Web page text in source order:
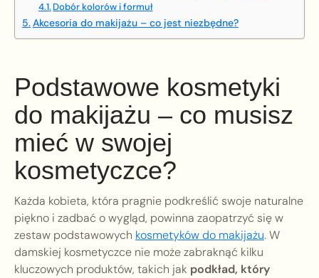
Dobór kolorów i formuł
Akcesoria do makijażu – co jest niezbędne?
Podstawowe kosmetyki
do makijażu – co musisz
mieć w swojej
kosmetyczce?
Każda kobieta, która pragnie podkreślić swoje naturalne
piękno i zadbać o wygląd, powinna zaopatrzyć się w
zestaw podstawowych kosmetyków do makijażu. W
damskiej kosmetyczce nie może zabraknąć kilku
kluczowych produktów, takich jak podkład, który